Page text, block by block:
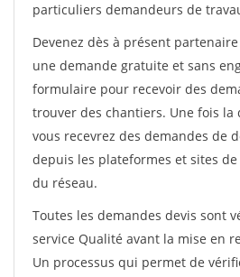
particuliers demandeurs de
Devenez dès à présent
une demande gratuite et sans
formulaire pour recevoir des
trouver des chantiers. Une fois la
vous recevrez des demandes de
depuis les plateformes et sites
du réseau.
Toutes les demandes devis sont
service Qualité avant la mise en
Un processus qui permet de